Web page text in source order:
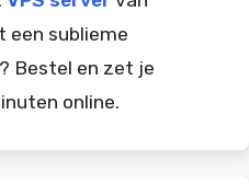
een sublieme
Bestel en zet je
online.